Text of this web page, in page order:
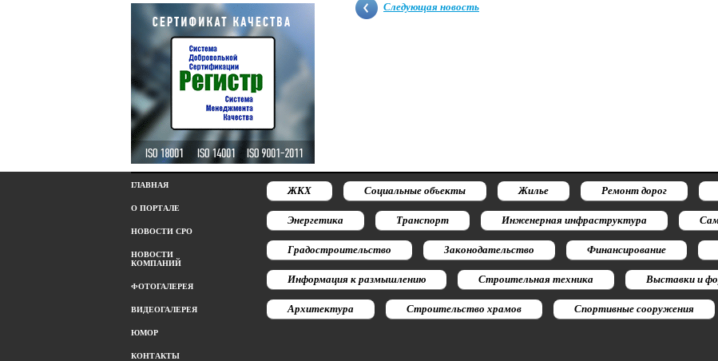
Следующая новость
ГЛАВНАЯ
О ПОРТАЛЕ
НОВОСТИ СРО
НОВОСТИ
КОМПАНИЙ
ФОТОГАЛЕРЕЯ
ВИДЕОГАЛЕРЕЯ
ЮМОР
КОНТАКТЫ
ЖКХ Социальные объекты Жилье Ремонт дорог
Энергетика Транспорт Инженерная инфраструктура
Градостроительство Законодательство Финансирование
Информация к размышлению Строительная техника Выставки и
Архитектура Строительство храмов Спортивные сооружения